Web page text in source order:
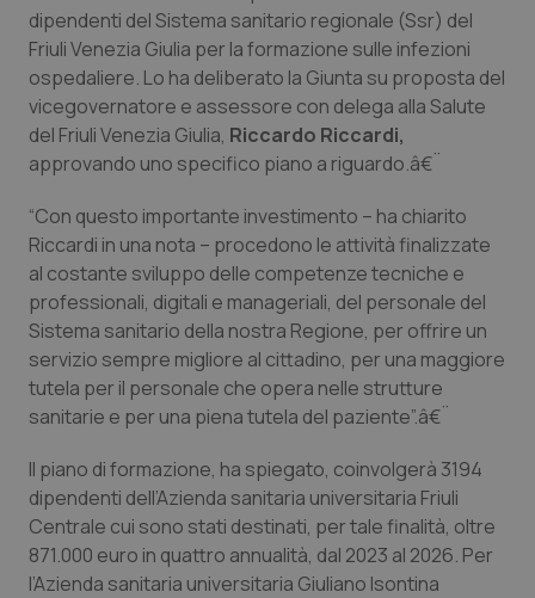
Campania
Emilia-Romagna
Friuli Venezia Giulia
Lazio
Liguria
Lombardia
Marche
Molise
Piemonte
Provincia Autonoma di Bolzano
Car-T
Colesterolo & coronaropatie
Dermatite Atopica
Diabete & glucometri
Disturbi dell’umore
Dolore
Donna & Salute
Epatiti
HIV
Infezioni & Febbre
dipendenti del Sistema sanitario regionale (Ssr) del
Friuli Venezia Giulia per la formazione sulle infezioni
ospedaliere. Lo ha deliberato la Giunta su proposta del
vicegovernatore e assessore con delega alla Salute
del Friuli Venezia Giulia, Riccardo Riccardi,
approvando uno specifico piano a riguardo.â€¨
“Con questo importante investimento – ha chiarito
Riccardi in una nota – procedono le attività finalizzate
al costante sviluppo delle competenze tecniche e
professionali, digitali e manageriali, del personale del
Sistema sanitario della nostra Regione, per offrire un
servizio sempre migliore al cittadino, per una maggiore
tutela per il personale che opera nelle strutture
sanitarie e per una piena tutela del paziente”.â€¨
Il piano di formazione, ha spiegato, coinvolgerà 3194
dipendenti dell’Azienda sanitaria universitaria Friuli
Centrale cui sono stati destinati, per tale finalità, oltre
871.000 euro in quattro annualità, dal 2023 al 2026. Per
l’Azienda sanitaria universitaria Giuliano Isontina